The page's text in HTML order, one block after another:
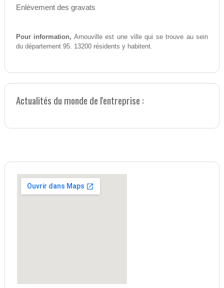
Enlèvement des gravats
Pour information, Arnouville est une ville qui se trouve au sein
du département 95. 13200 résidents y habitent.
Actualités du monde de l'entreprise :